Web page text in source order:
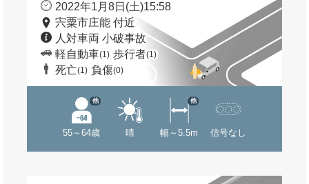
2022年1月8日(土)15:58
宍粟市庄能 付近
人対車両 小破事故
軽自動車(1) 歩行者(1)
死亡(1) 負傷(0)
55～64歳
他
晴 幅～5.5m
他
信号なし